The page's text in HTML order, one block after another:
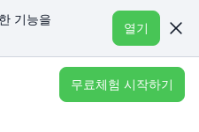
기능을
열기
무료체험 시작하기